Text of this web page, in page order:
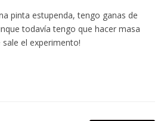
pinta estupenda, tengo ganas de
todavía tengo que hacer masa
el experimento!